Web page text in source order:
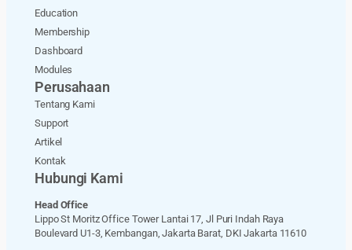
Education
Membership
Dashboard
Modules
Perusahaan
Tentang Kami
Support
Artikel
Kontak
Hubungi Kami
Head Office
Lippo St Moritz Office Tower Lantai 17, Jl Puri Indah Raya
Boulevard U1-3, Kembangan, Jakarta Barat, DKI Jakarta 11610